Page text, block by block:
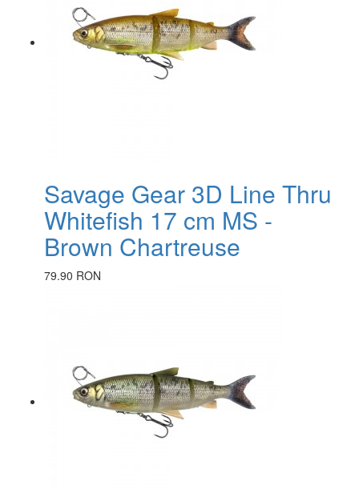
Savage Gear 3D Line Thru
Whitefish 17 cm MS -
Brown Chartreuse
79.90 RON